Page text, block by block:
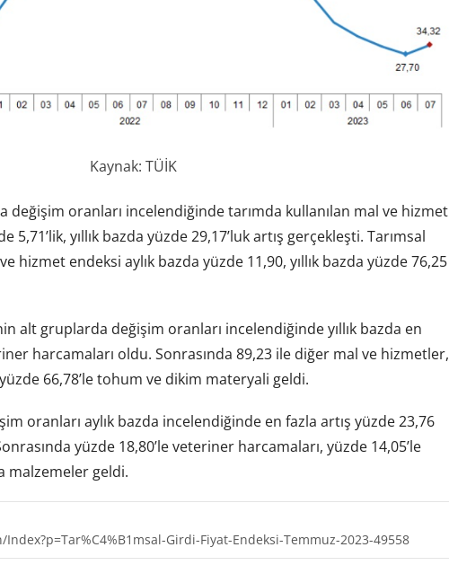
Kaynak: TÜİK
değişim oranları incelendiğinde tarımda kullanılan mal ve hizmet
5,71’lik, yıllık bazda yüzde 29,17’luk artış gerçekleşti. Tarımsal
hizmet endeksi aylık bazda yüzde 11,90, yıllık bazda yüzde 76,25
alt gruplarda değişim oranları incelendiğinde yıllık bazda en
harcamaları oldu. Sonrasında 89,23 ile diğer mal ve hizmetler,
66,78’le tohum ve dikim materyali geldi.
oranları aylık bazda incelendiğinde en fazla artış yüzde 23,76
yüzde 18,80’le veteriner harcamaları, yüzde 14,05’le
malzemeler geldi.
Girdi-Fiyat-Endeksi-Temmuz-2023-49558